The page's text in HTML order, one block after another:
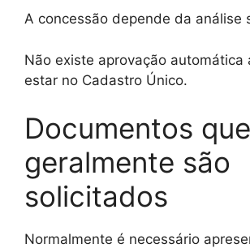
A concessão depende da análise
Não existe aprovação automática
estar no Cadastro Único.
Documentos que
geralmente são
solicitados
Normalmente é necessário